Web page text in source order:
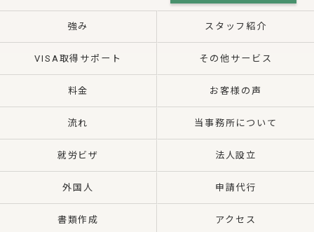
強み スタッフ紹介
VISA取得サポート その他サービス
料金 お客様の声
流れ 当事務所について
就労ビザ 法人設立
外国人 申請代行
書類作成 アクセス